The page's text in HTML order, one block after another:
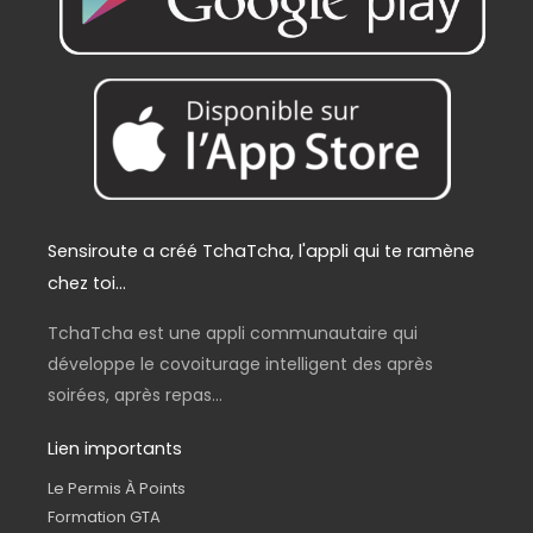
9
€
0
Sensiroute a créé TchaTcha, l'appli qui te ramène
chez toi...
TchaTcha est une appli communautaire qui
développe le covoiturage intelligent des après
soirées, après repas...
Lien importants
Le Permis À Points
Formation GTA